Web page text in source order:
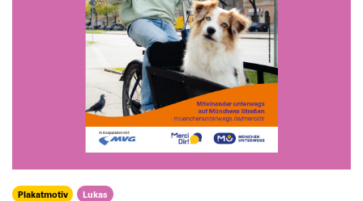
Plakatmotiv Lukas